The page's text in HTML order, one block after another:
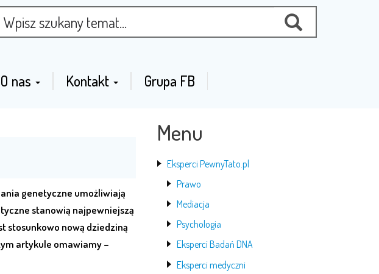
O nas Kontakt Grupa FB
genetyczne umożliwiają
stanowią najpewniejszą
stosunkowo nową dziedziną
artykule omawiamy –
Menu
Eksperci PewnyTato.pl
Prawo
Mediacja
Psychologia
Eksperci Badań DNA
Eksperci medyczni